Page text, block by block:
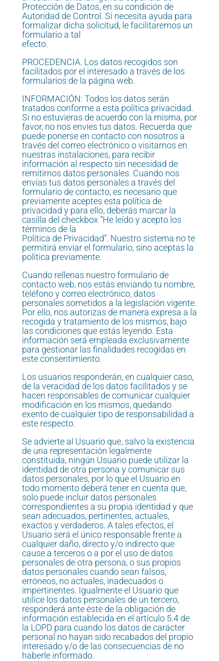
Protección de Datos, en su condición de
Autoridad de Control. Si necesita ayuda para
formalizar dicha solicitud, le facilitaremos un
formulario a tal
efecto.
PROCEDENCIA. Los datos recogidos son
facilitados por el interesado a través de los
formularios de la página web.
INFORMACIÓN: Todos los datos serán
tratados conforme a esta política privacidad.
Si no estuvieras de acuerdo con la misma, por
favor, no nos envíes tus datos. Recuerda que
puede ponerse en contacto con nosotros a
través del correo electrónico o visitarnos en
nuestras instalaciones, para recibir
información al respecto sin necesidad de
remitirnos datos personales. Cuando nos
envías tus datos personales a través del
formulario de contacto, es necesario que
previamente aceptes esta política de
privacidad y para ello, deberás marcar la
casilla del checkbox “He leído y acepto los
términos de la
Política de Privacidad”. Nuestro sistema no te
permitirá enviar el formulario, sino aceptas la
política previamente.
Cuando rellenas nuestro formulario de
contacto web, nos estás enviando tu nombre,
teléfono y correo electrónico, datos
personales sometidos a la legislación vigente.
Por ello, nos autorizas de manera expresa a la
recogida y tratamiento de los mismos, bajo
las condiciones que estás leyendo. Esta
información será empleada exclusivamente
para gestionar las finalidades recogidas en
este consentimiento.
Los usuarios responderán, en cualquier caso,
de la veracidad de los datos facilitados y se
hacen responsables de comunicar cualquier
modificación en los mismos, quedando
exento de cualquier tipo de responsabilidad a
este respecto.
Se advierte al Usuario que, salvo la existencia
de una representación legalmente
constituida, ningún Usuario puede utilizar la
identidad de otra persona y comunicar sus
datos personales, por lo que el Usuario en
todo momento deberá tener en cuenta que,
solo puede incluir datos personales
correspondientes a su propia identidad y que
sean adecuados, pertinentes, actuales,
exactos y verdaderos. A tales efectos, el
Usuario será el único responsable frente a
cualquier daño, directo y/o indirecto que
cause a terceros o a por el uso de datos
personales de otra persona, o sus propios
datos personales cuando sean falsos,
erróneos, no actuales, inadecuados o
impertinentes. Igualmente el Usuario que
utilice los datos personales de un tercero,
responderá ante éste de la obligación de
información establecida en el artículo 5.4 de
la LOPD para cuando los datos de carácter
personal no hayan sido recabados del propio
interesado y/o de las consecuencias de no
haberle informado.